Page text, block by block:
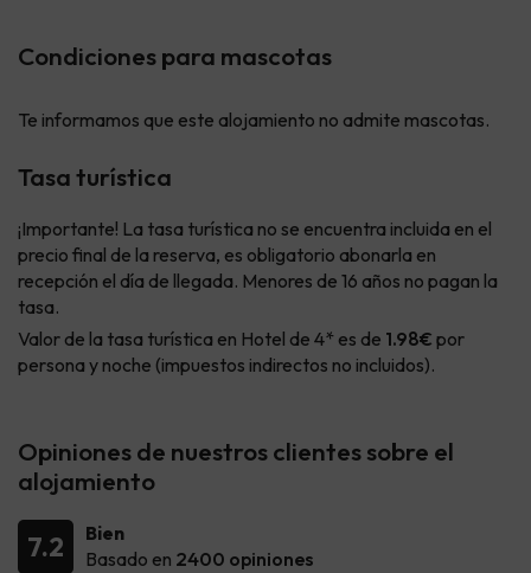
Condiciones para mascotas
Te informamos que este alojamiento no admite mascotas.
Tasa turística
¡Importante! La tasa turística no se encuentra incluida en el
precio final de la reserva, es obligatorio abonarla en
recepción el día de llegada. Menores de 16 años no pagan la
tasa.
Valor de la tasa turística en Hotel de 4* es de 1.98€ por
persona y noche (impuestos indirectos no incluidos).
Opiniones de nuestros clientes sobre el
alojamiento
7.2
Bien
Basado en 2400 opiniones